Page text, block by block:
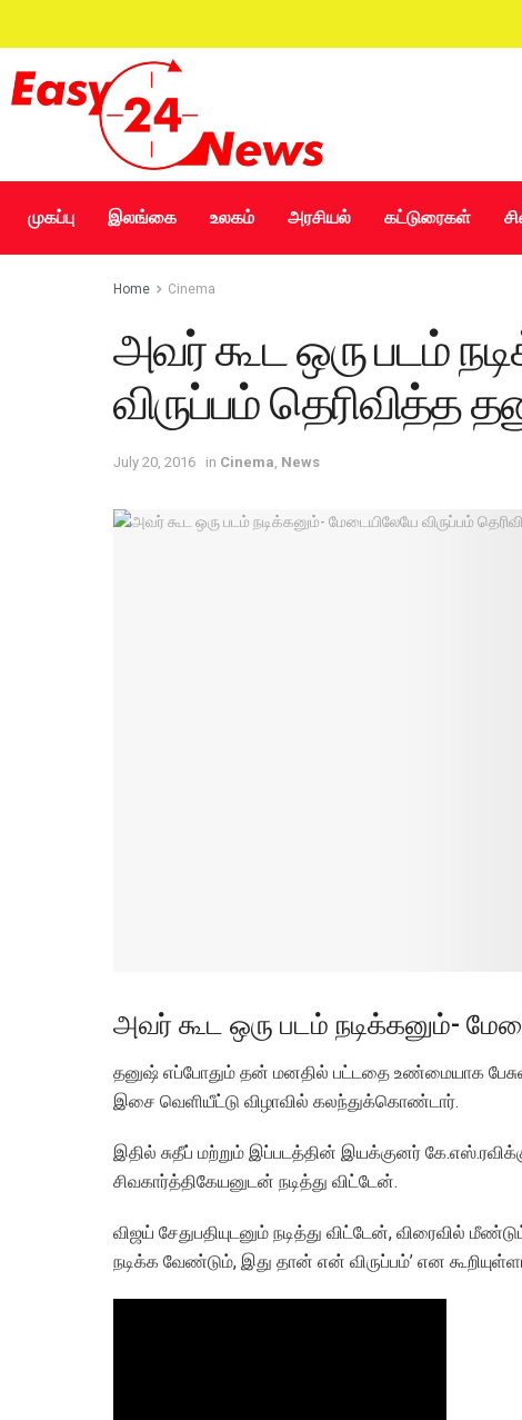
முகப்பு இலங்கை உலகம் அரசியல் கட்டுரைகள்
Home Cinema
அவர் கூட ஒரு படம்
விருப்பம் தெரிவித்த
July 20, 2016 in Cinema News
அவர் கூட ஒரு படம் நடிக்கனும்-
தனுஷ் எப்போதும் தன் மனதில் பட்டதை உண்மையாக
இசை வெளியீட்டு விழாவில் கலந்துக்கொண்டார்.
இதில் சுதீப் மற்றும் இப்படத்தின் இயக்குனர்
சிவகார்த்திகேயனுடன் நடித்து விட்டேன்.
விஜய் சேதுபதியுடனும் நடித்து விட்டேன், விரைவில்
நடிக்க வேண்டும், இது தான் என் விருப்பம்’ என